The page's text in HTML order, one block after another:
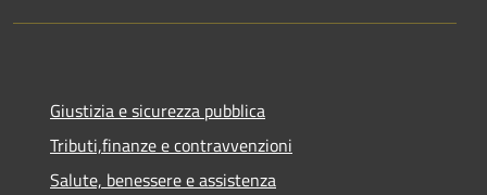
Giustizia e sicurezza pubblica
Tributi,finanze e contravvenzioni
Salute, benessere e assistenza